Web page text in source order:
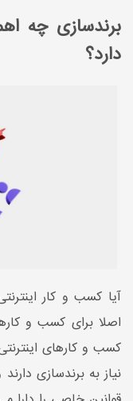
برندسازی چه
دارد؟
آیا کسب و کار
اصلا برای کسب و
کسب و کارهای
نیاز به برندسازی